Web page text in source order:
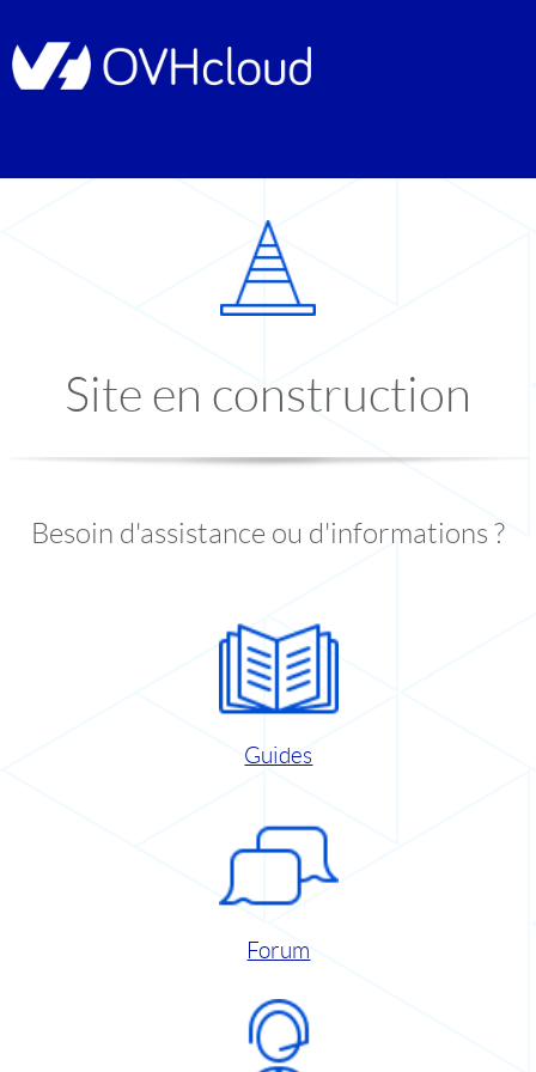
Site en construction
Besoin d'assistance ou d'informations ?
Guides
Forum